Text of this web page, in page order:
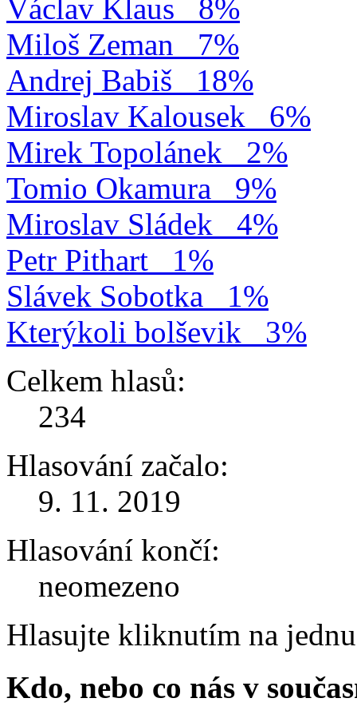
Václav Klaus
8%
Miloš Zeman
7%
Andrej Babiš
18%
Miroslav Kalousek
6%
Mirek Topolánek
2%
Tomio Okamura
9%
Miroslav Sládek
4%
Petr Pithart
1%
Slávek Sobotka
1%
Kterýkoli bolševik
3%
Celkem hlasů:
234
Hlasování začalo:
9. 11. 2019
Hlasování končí:
neomezeno
Hlasujte kliknutím na
Kdo, nebo co nás v